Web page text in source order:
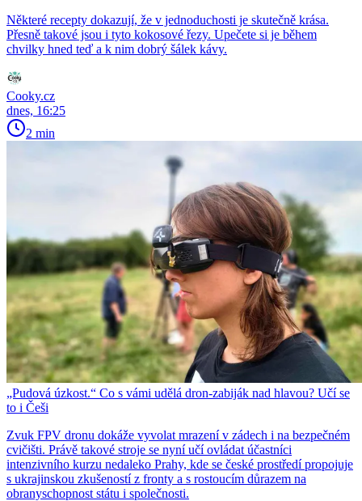
Některé recepty dokazují, že v jednoduchosti je skutečně krása.
Přesně takové jsou i tyto kokosové řezy. Upečete si je během
chvilky hned teď a k nim dobrý šálek kávy.
Cooky.cz
dnes, 16:25
2 min
„Pudová úzkost.“ Co s vámi udělá dron-zabiják nad hlavou? Učí se
to i Češi
Zvuk FPV dronu dokáže vyvolat mrazení v zádech i na bezpečném
cvičišti. Právě takové stroje se nyní učí ovládat účastníci
intenzivního kurzu nedaleko Prahy, kde se české prostředí propojuje
s ukrajinskou zkušeností z fronty a s rostoucím důrazem na
obranyschopnost státu i společnosti.